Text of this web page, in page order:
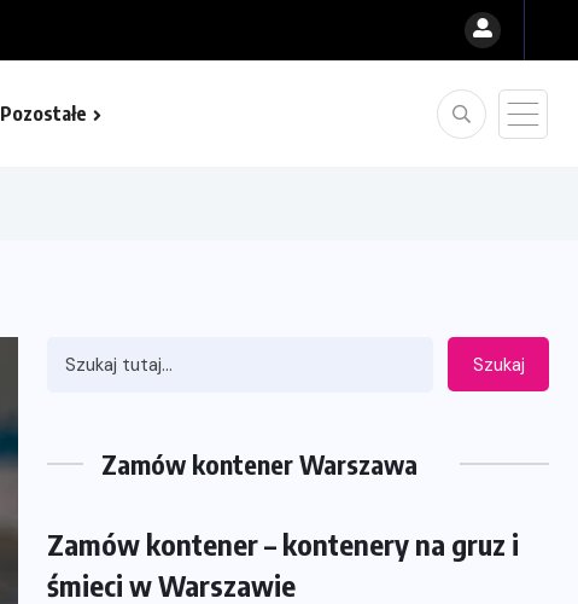
Pozostałe
Szukaj
Zamów kontener Warszawa
Zamów kontener – kontenery na gruz i
śmieci w Warszawie